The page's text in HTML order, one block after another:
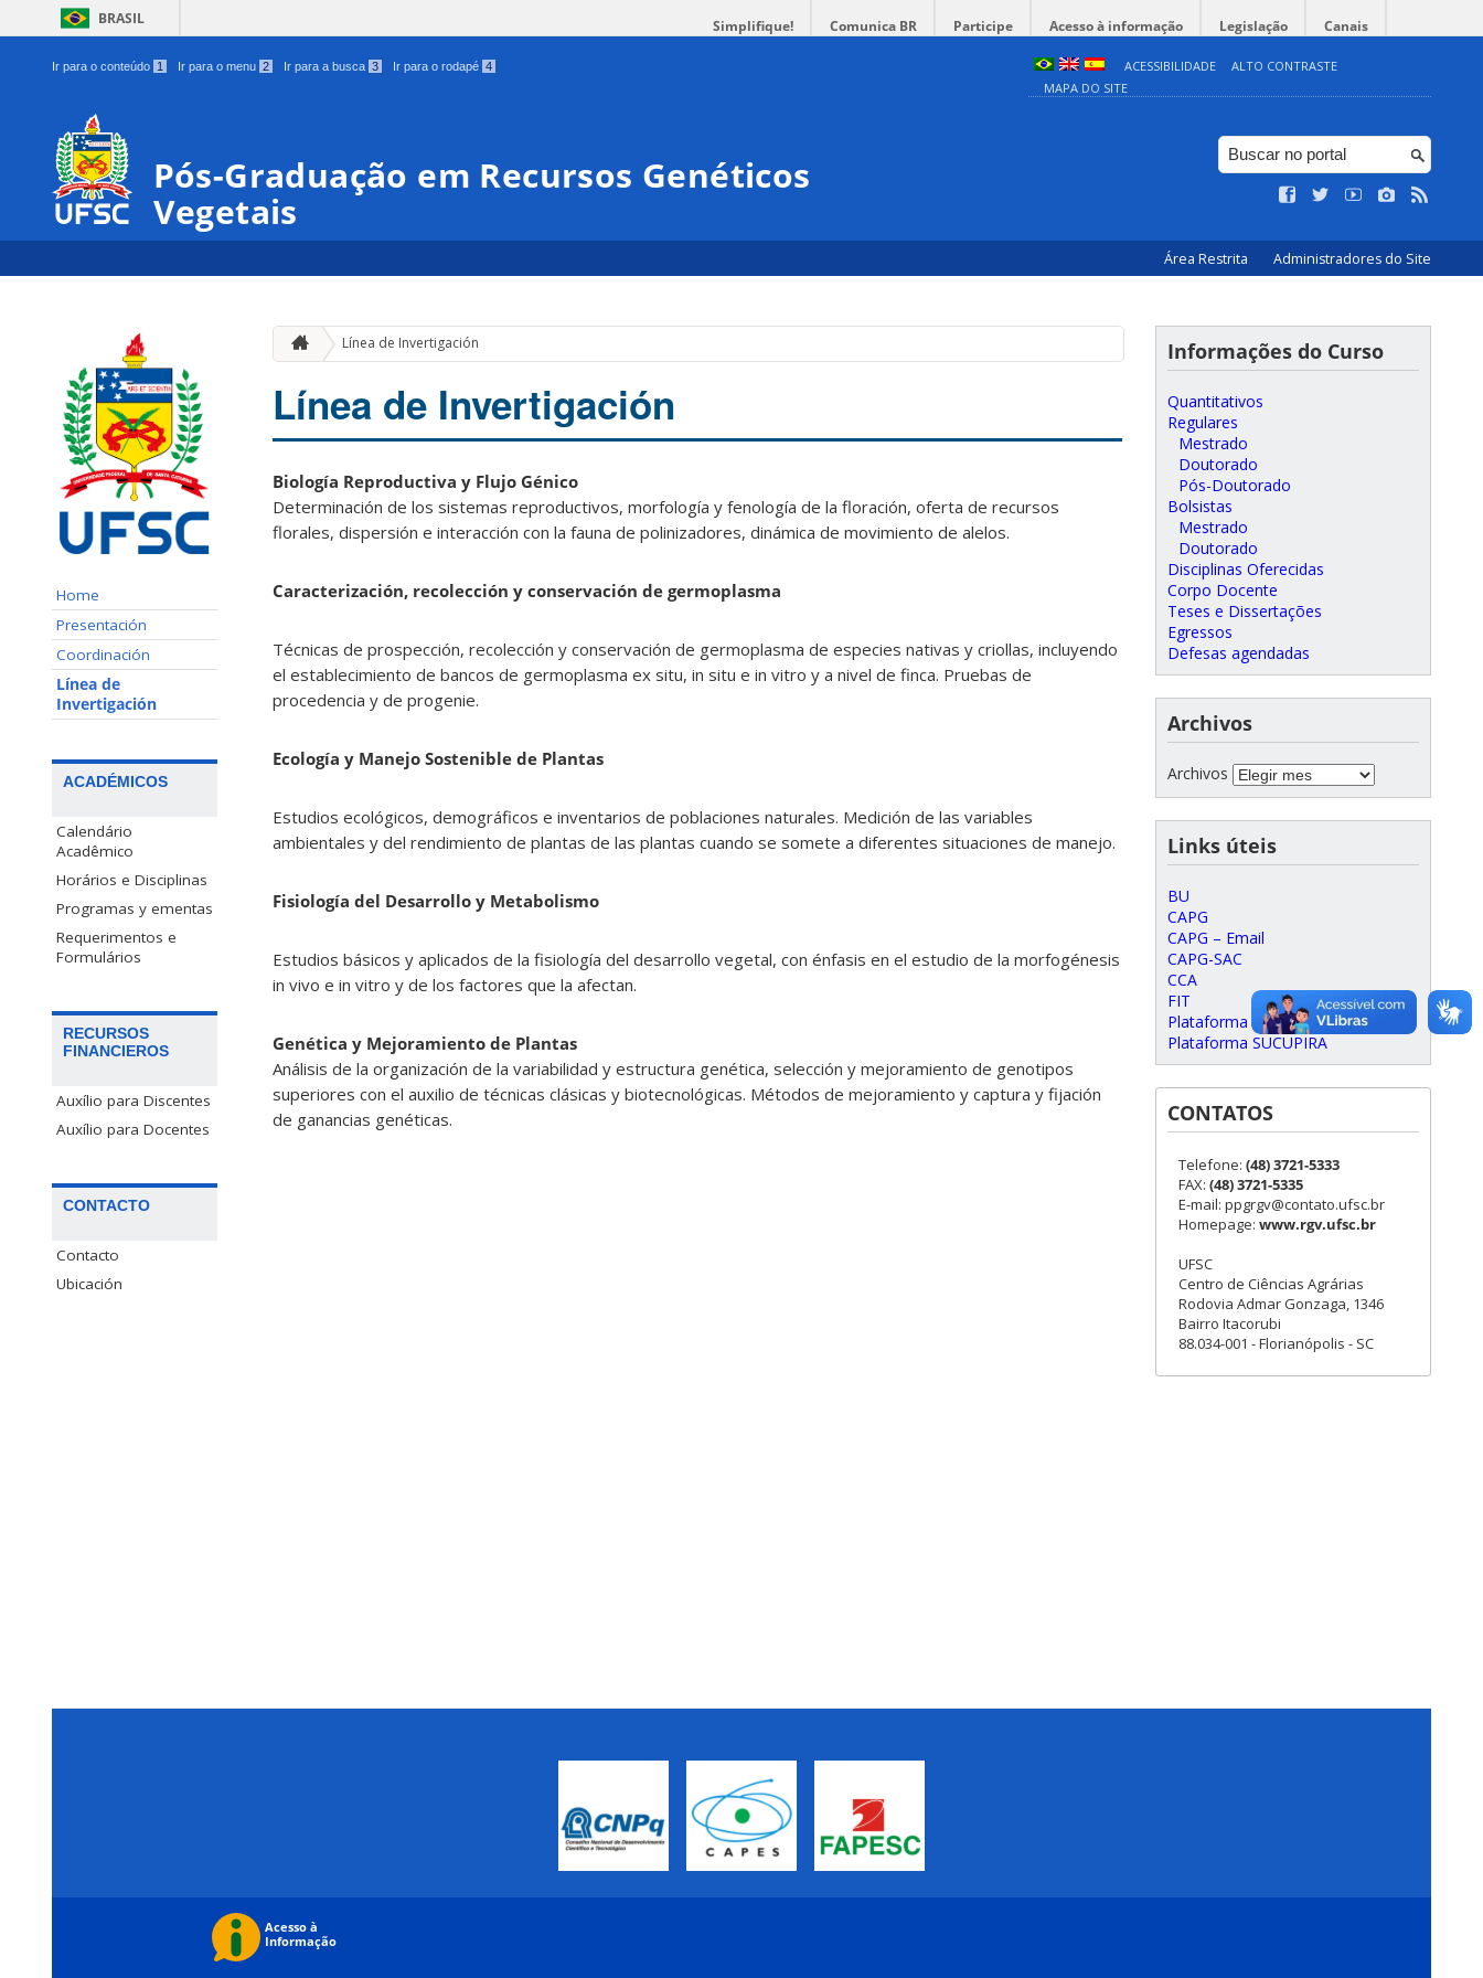
BRASIL Simplifique! Comunica BR Participe Acesso à informação Legislação Canais
Ir para o conteúdo 1 Ir para o menu 2 Ir para a busca 3 Ir para o rodapé 4 ACESSIBILIDADE
ALTO CONTRASTE
MAPA DO SITE
Pós-Graduação em Recursos Genéticos
Vegetais
Área Restrita Administradores do Site
Home
Presentación
Coordinación
Línea de
Invertigación
ACADÉMICOS
Calendário
Acadêmico
Horários e Disciplinas
Programas y ementas
Requerimentos e
Formulários
RECURSOS
FINANCIEROS
Auxílio para Discentes
Auxílio para Docentes
CONTACTO
Contacto
Ubicación
Línea de Invertigación
Línea de Invertigación
Biología Reproductiva y Flujo Génico
Determinación de los sistemas reproductivos, morfología y fenología de la floración, oferta de recursos
florales, dispersión e interacción con la fauna de polinizadores, dinámica de movimiento de alelos.
Caracterización, recolección y conservación de germoplasma
Técnicas de prospección, recolección y conservación de germoplasma de especies nativas y criollas, incluyendo
el establecimiento de bancos de germoplasma ex situ, in situ e in vitro y a nivel de finca. Pruebas de
procedencia y de progenie.
Ecología y Manejo Sostenible de Plantas
Estudios ecológicos, demográficos e inventarios de poblaciones naturales. Medición de las variables
ambientales y del rendimiento de plantas de las plantas cuando se somete a diferentes situaciones de manejo.
Fisiología del Desarrollo y Metabolismo
Estudios básicos y aplicados de la fisiología del desarrollo vegetal, con énfasis en el estudio de la morfogénesis
in vivo e in vitro y de los factores que la afectan.
Genética y Mejoramiento de Plantas
Análisis de la organización de la variabilidad y estructura genética, selección y mejoramiento de genotipos
superiores con el auxilio de técnicas clásicas y biotecnológicas. Métodos de mejoramiento y captura y fijación
de ganancias genéticas.
Informações do Curso
Quantitativos
Regulares
Mestrado
Doutorado
Pós-Doutorado
Bolsistas
Mestrado
Doutorado
Disciplinas Oferecidas
Corpo Docente
Teses e Dissertações
Egressos
Defesas agendadas
Archivos
Archivos
Links úteis
BU
CAPG
CAPG – Email
CAPG-SAC
CCA
FIT
Plataforma Carlos Chagas
Plataforma SUCUPIRA
CONTATOS
Telefone: (48) 3721-5333
FAX: (48) 3721-5335
E-mail: ppgrgv@contato.ufsc.br
Homepage: www.rgv.ufsc.br
UFSC
Centro de Ciências Agrárias
Rodovia Admar Gonzaga, 1346
Bairro Itacorubi
88.034-001 - Florianópolis - SC